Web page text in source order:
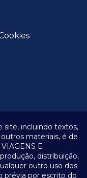
site, incluindo textos,
materiais, é de
E
distribuição,
outro uso dos
prévia por escrito do